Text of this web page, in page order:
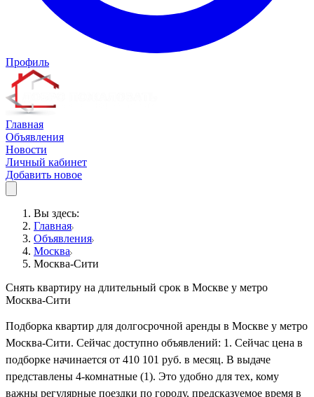
Профиль
Главная
Объявления
Новости
Личный кабинет
Добавить новое
Вы здесь:
Главная
Объявления
Москва
Москва-Сити
Снять квартиру на длительный срок в Москве у метро
Москва-Сити
Подборка квартир для долгосрочной аренды в Москве у метро
Москва-Сити. Сейчас доступно объявлений: 1. Сейчас цена в
подборке начинается от 410 101 руб. в месяц. В выдаче
представлены 4-комнатные (1). Это удобно для тех, кому
важны регулярные поездки по городу, предсказуемое время в